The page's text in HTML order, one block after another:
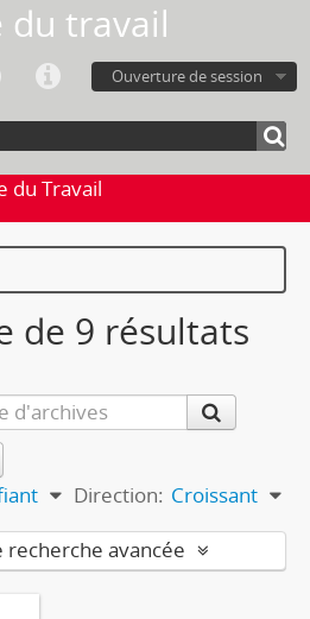
du travail
Ouverture de session
du Travail
de 9 résultats
Direction: Croissant
recherche avancée